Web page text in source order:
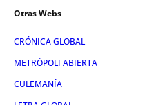
Otras Webs
CRÓNICA GLOBAL
METRÓPOLI ABIERTA
CULEMANÍA